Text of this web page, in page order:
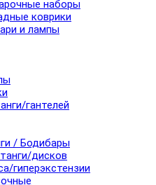
наборы
коврики
и лампы
гантелей
/ Бодибары
дисков
гиперэкстензии